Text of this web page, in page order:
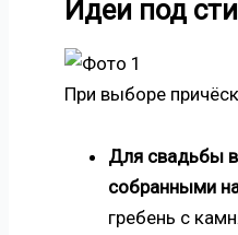
Идеи под
При выборе
Для свадьбы в
собранными
гребень с